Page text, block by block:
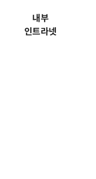
내부
인트라넷